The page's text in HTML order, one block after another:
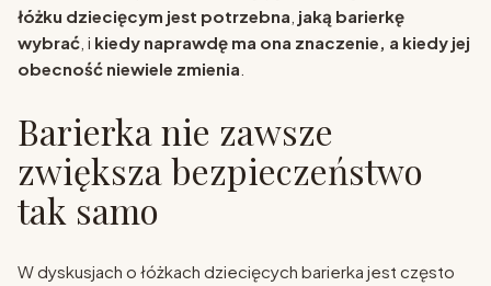
łóżku dziecięcym jest potrzebna jaką barierkę
wybrać , i kiedy naprawdę ma ona znaczenie, a kiedy jej
obecność niewiele zmienia
Barierka nie zawsze
zwiększa bezpieczeństwo
tak samo
W dyskusjach o łóżkach dziecięcych barierka jest często